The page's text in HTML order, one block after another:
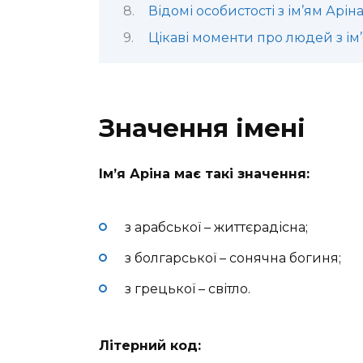
Відомі особистості з ім’ям Аріна
Цікаві моменти про людей з
Значення імені
Ім’я Аріна має такі значення:
з арабської – життєрадісна;
з болгарської – сонячна богиня;
з грецької – світло.
Літерний код: